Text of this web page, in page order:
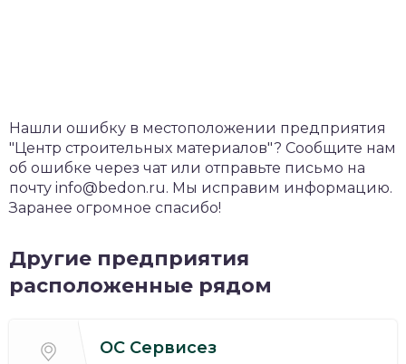
Нашли ошибку в местоположении предприятия
"Центр строительных материалов"? Сообщите нам
об ошибке через чат или отправьте письмо на
почту info@bedon.ru. Мы исправим информацию.
Заранее огромное спасибо!
Другие предприятия
расположенные рядом
ОС Сервисез